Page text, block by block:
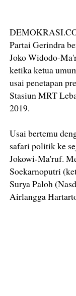
Partai Gerindra
Joko Widodo-
ketika ketua
usai penetapan
Stasiun MRT
2019.
Usai bertemu
safari politik ke
Jokowi-Ma'ruf.
Soekarnoputri
Surya Paloh
Airlangga